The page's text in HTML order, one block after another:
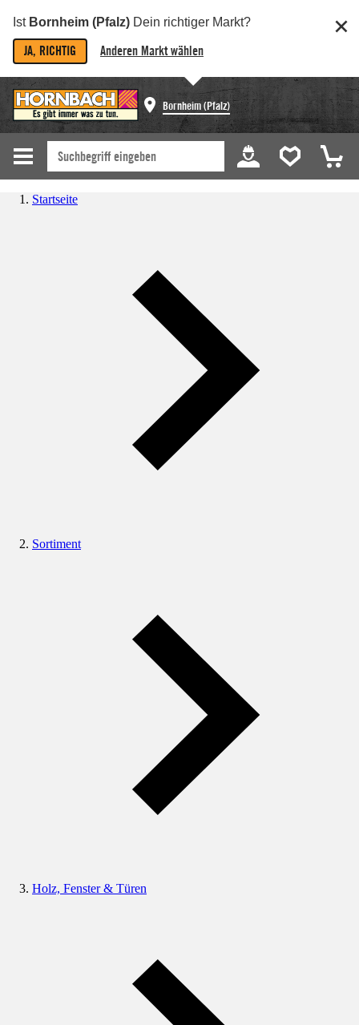
Ist Bornheim (Pfalz) Dein richtiger Markt?
JA, RICHTIG Anderen Markt wählen
Bornheim (Pfalz)
Startseite
Sortiment
Holz, Fenster & Türen